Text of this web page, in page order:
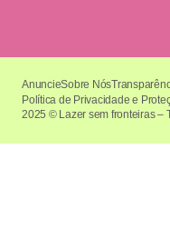
2025 © Lazer sem fronteiras –
AnuncieSobre Nós
Política de Privacidade e